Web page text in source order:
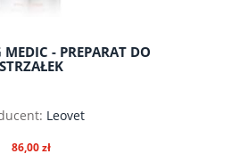
MEDIC - PREPARAT DO
STRZAŁEK
Leovet
86,00 zł